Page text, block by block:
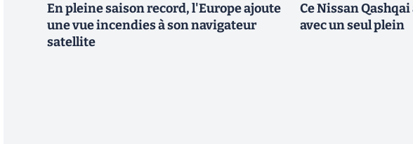
En pleine saison record, l'Europe ajoute
une vue incendies à son navigateur
satellite
Ce Nissan
avec un seul plein